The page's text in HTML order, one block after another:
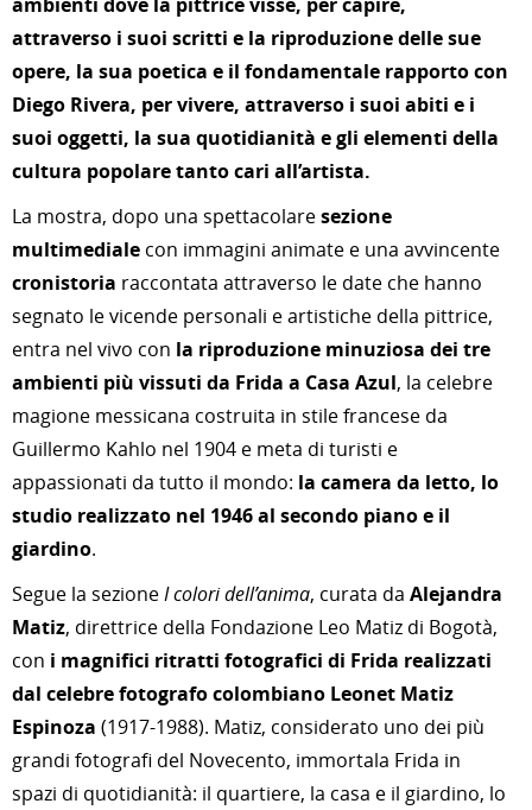
attraverso i suoi scritti e la riproduzione delle sue
opere, la sua poetica e il fondamentale rapporto con
Diego Rivera, per vivere, attraverso i suoi abiti e i
suoi oggetti, la sua quotidianità e gli elementi della
cultura popolare tanto cari all’artista.
La mostra, dopo una spettacolaresezione
multimediale con immagini animate e una avvincente
cronistoria raccontata attraverso le date che hanno
segnato le vicende personali e artistiche della pittrice,
entra nel vivo con la riproduzione minuziosa dei tre
ambienti più vissuti da Frida a Casa Azul, la celebre
magione messicana costruita in stile francese da
Guillermo Kahlo nel 1904 e meta di turisti e
appassionati da tutto il mondo: la camera da letto, lo
studio realizzato nel 1946 al secondo piano e il
giardino.
Segue la sezioneI colori dell’anima, curata da Alejandra
Matiz, direttrice della Fondazione Leo Matiz di Bogotà,
con i magnifici ritratti fotografici di Frida realizzati
dal celebre fotografo colombiano Leonet Matiz
Espinoza (1917-1988). Matiz, considerato uno dei più
grandi fotografi del Novecento, immortala Frida in
spazi di quotidianità: il quartiere, la casa e il giardino, lo